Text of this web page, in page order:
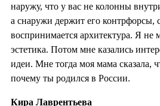
наружу, что у вас не колонны
а снаружи держит его контрфорсы,
воспринимается архитектура. Я не
эстетика. Потом мне казались
идеи. Мне тогда моя мама сказала,
почему ты родился в России.
Кира Лаврентьева